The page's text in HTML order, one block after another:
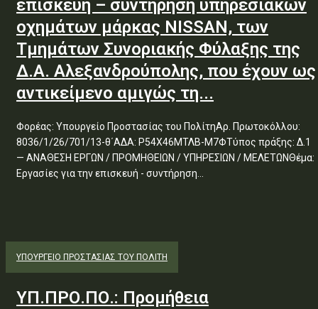
επισκευή – συντήρηση υπηρεσιακών
οχημάτων μάρκας NISSAN, των
Τμημάτων Συνοριακής Φύλαξης της
Δ.Α. Αλεξανδρούπολης, που έχουν ως
αντικείμενο αμιγώς τη...
Φορέας: Υπουργείο Προστασίας του ΠολίτηΑρ. Πρωτοκόλλου:
8036/1/26/701/13-θ΄ΑΔΑ: Ρ54Χ46ΜΤΛΒ-Μ7ΦΤύπος πράξης: Δ.1
— ΑΝΑΘΕΣΗ ΕΡΓΩΝ / ΠΡΟΜΗΘΕΙΩΝ / ΥΠΗΡΕΣΙΩΝ / ΜΕΛΕΤΩΝΘέμα:
Εργασίες για την επισκευή - συντήρηση...
ΥΠΟΥΡΓΕΊΟ ΠΡΟΣΤΑΣΊΑΣ ΤΟΥ ΠΟΛΊΤΗ
ΥΠ.ΠΡΟ.ΠΟ.: Προμήθεια